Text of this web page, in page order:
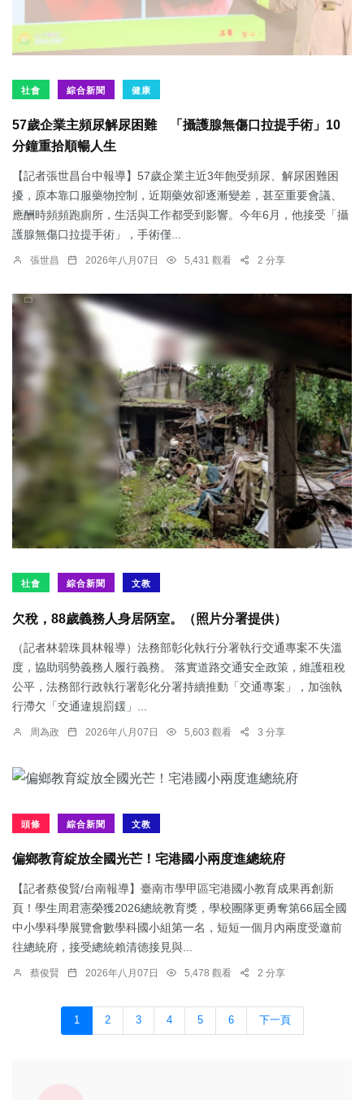
社會 綜合新聞 健康
57歲企業主頻尿解尿困難 「攝護腺無傷口拉提手術」10
分鐘重拾順暢人生
【記者張世昌台中報導】57歲企業主近3年飽受頻尿、解尿困難困
擾，原本靠口服藥物控制，近期藥效卻逐漸變差，甚至重要會議、
應酬時頻頻跑廁所，生活與工作都受到影響。今年6月，他接受「攝
護腺無傷口拉提手術」，手術僅...
張世昌 2026年八月07日 5,431 觀看 2 分享
社會 綜合新聞 文教
欠稅，88歲義務人身居陃室。（照片分署提供）
（記者林碧珠員林報導）法務部彰化執行分署執行交通專案不失溫
度，協助弱勢義務人履行義務。 落實道路交通安全政策，維護租稅
公平，法務部行政執行署彰化分署持續推動「交通專案」，加強執
行滯欠「交通違規罰鍰」...
周為政 2026年八月07日 5,603 觀看 3 分享
頭條 綜合新聞 文教
偏鄉教育綻放全國光芒！宅港國小兩度進總統府
【記者蔡俊賢/台南報導】臺南市學甲區宅港國小教育成果再創新
頁！學生周君憲榮獲2026總統教育獎，學校團隊更勇奪第66屆全國
中小學科學展覽會數學科國小組第一名，短短一個月內兩度受邀前
往總統府，接受總統賴清德接見與...
蔡俊賢 2026年八月07日 5,478 觀看 2 分享
1 2 3 4 5 6 下一頁